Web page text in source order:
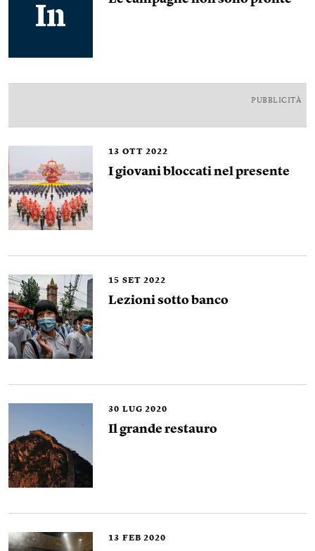
PUBBLICITÀ
13 OTT 2022
I giovani bloccati nel presente
15 SET 2022
Lezioni sotto banco
30 LUG 2020
Il grande restauro
13 FEB 2020